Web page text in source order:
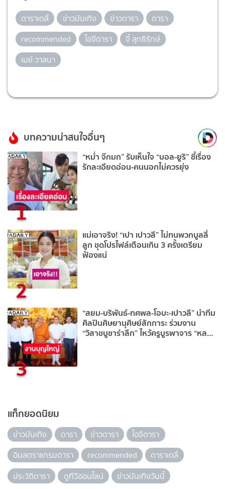
ดาราเดลี่ ข่าวบันเทิง ข่าวดารา
ดารา
recommended
ไอจีดารา
จี๋ สุทธิรักษ์
เมย์ วาสนา
บทความน่าสนใจอื่นๆ
1
“หม่ำ จ๊กมก” รับเห็นใจ “บอล-ยูริ” ชี้เรื่อง
รักละเอียดอ่อน-คนนอกไม่ควรยุ่ง
2
แม่เอาจริง! “เปา เปาวลี” ไม่ทนพวกบูลลี่
ลูก ขุดโปรไฟล์เตือนเกิน 3 ครั้งเตรียม
ฟ้องแน่
3
“สยม-บริพันธ์-ทศพล-โอบะ-เปาวลี” นำทีม
ศิลปินศิษยานุศิษย์สักการะ ร่วมงาน
“วิสาขบูชารำลึก” ไหว้ครูบูรพาจาร “หลวง
แท็กยอดนิยม
ข่าวบันเทิง ดารา ข่าวดารา
ไอจีดารา
อินสตราแกรมดารา
recommended
ดาราเดลี่
ประวัติดารา
ดูทีวีออนไลน์ ข่าวบันเทิงวันนี้